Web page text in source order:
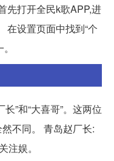
先打开全民k歌APP,进
在设置页面中找到“个
”和“大喜哥”。这两位
不同。 青岛赵厂长:
注娱。